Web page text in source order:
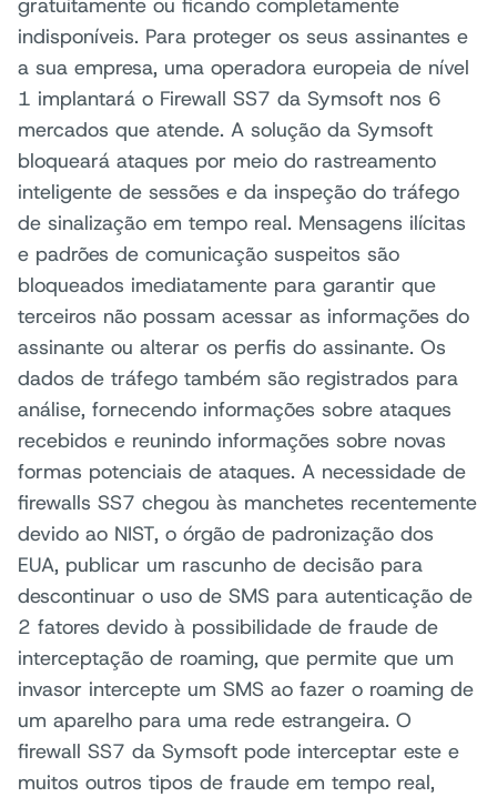
gratuitamente ou ficando completamente
indisponíveis. Para proteger os seus assinantes e
a sua empresa, uma operadora europeia de nível
1 implantará o Firewall SS7 da Symsoft nos 6
mercados que atende. A solução da Symsoft
bloqueará ataques por meio do rastreamento
inteligente de sessões e da inspeção do tráfego
de sinalização em tempo real. Mensagens ilícitas
e padrões de comunicação suspeitos são
bloqueados imediatamente para garantir que
terceiros não possam acessar as informações do
assinante ou alterar os perfis do assinante. Os
dados de tráfego também são registrados para
análise, fornecendo informações sobre ataques
recebidos e reunindo informações sobre novas
formas potenciais de ataques. A necessidade de
firewalls SS7 chegou às manchetes recentemente
devido ao NIST, o órgão de padronização dos
EUA, publicar um rascunho de decisão para
descontinuar o uso de SMS para autenticação de
2 fatores devido à possibilidade de fraude de
interceptação de roaming, que permite que um
invasor intercepte um SMS ao fazer o roaming de
um aparelho para uma rede estrangeira. O
firewall SS7 da Symsoft pode interceptar este e
muitos outros tipos de fraude em tempo real,